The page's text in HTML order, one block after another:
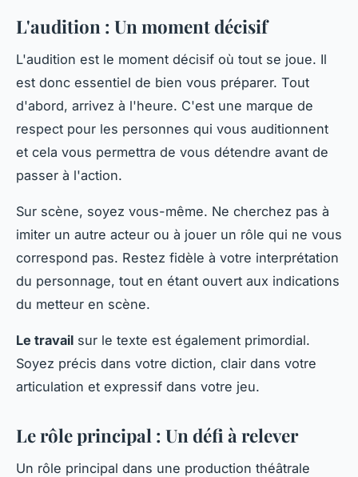
L'audition : Un moment décisif
L'audition est le moment décisif où tout se joue. Il
est donc essentiel de bien vous préparer. Tout
d'abord, arrivez à l'heure. C'est une marque de
respect pour les personnes qui vous auditionnent
et cela vous permettra de vous détendre avant de
passer à l'action.
Sur scène, soyez vous-même. Ne cherchez pas à
imiter un autre acteur ou à jouer un rôle qui ne vous
correspond pas. Restez fidèle à votre interprétation
du personnage, tout en étant ouvert aux indications
du metteur en scène.
Le travail sur le texte est également primordial.
Soyez précis dans votre diction, clair dans votre
articulation et expressif dans votre jeu.
Le rôle principal : Un défi à relever
Un rôle principal dans une production théâtrale